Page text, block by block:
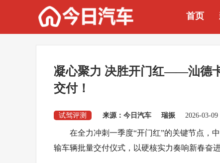
首页
凝心聚力 决胜开门红——汕德
交付！
试驾评测 来源：今日汽车 瑞振 2026-03-09
在全力冲刺一季度“开门红”的关键节点，
输车辆批量交付仪式，以硬核实力奏响新春奋